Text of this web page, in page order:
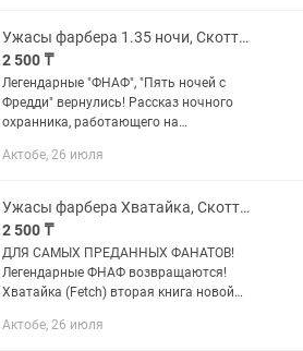
Ужасы фарбера 1.35 ночи, Скотт Коутон, Элли Купер, Андреа Ваггенер
2 500 ₸
Легендарные "ФНАФ", "Пять ночей с
Фредди" вернулись! Рассказ ночного
охранника, работающего на
мы ждали так долго! Что же с ним
Вы...
Актобе, 26 июля
Ужасы фарбера Хватайка, Скотт Коутон, Андреа Ваггенер, Карли Энн Уэст
2 500 ₸
ДЛЯ САМЫХ ПРЕДАННЫХ ФАНАТОВ!
Легендарные ФНАФ возвращаются!
Хватайка (Fetch) вторая книга новой
Потрясающая новинка, которая
Актобе, 26 июля